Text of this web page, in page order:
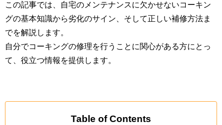
この記事では、自宅のメンテナンスに欠かせないコーキン
グの基本知識から劣化のサイン、そして正しい補修方法ま
でを解説します。
自分でコーキングの修理を行うことに関心がある方にとっ
て、役立つ情報を提供します。
Table of Contents